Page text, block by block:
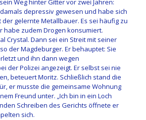
Weg hinter Gitter vor zwei Jahren:
depressiv gewesen und habe sich
gelernte Metallbauer. Es sei häufig zu
habe zudem Drogen konsumiert.
Crystal. Dann sei ein Streit mit seiner
der Magdeburger. Er behauptet: Sie
und ihn dann wegen
der Polizei angezeigt. Er selbst sei nie
beteuert Moritz. Schließlich stand die
er musste die gemeinsame Wohnung
Freund unter. „Ich bin in ein Loch
Schreiben des Gerichts öffnete er
sich.